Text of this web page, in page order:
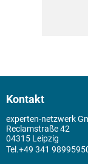
Kontakt
experten-netzwerk
Reclamstraße 42
04315 Leipzig
+49 341